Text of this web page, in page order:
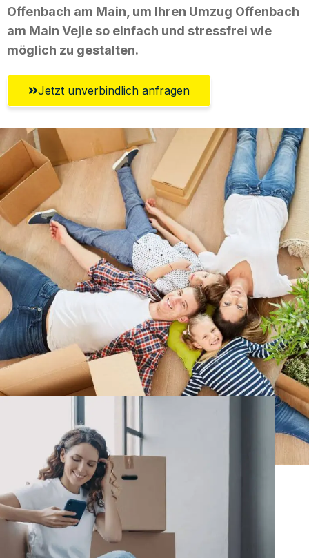
Offenbach am Main, um Ihren Umzug Offenbach
am Main Vejle so einfach und stressfrei wie
möglich zu gestalten.
Jetzt unverbindlich anfragen